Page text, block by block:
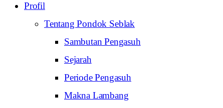
Profil
Tentang Pondok Seblak
Sambutan Pengasuh
Sejarah
Periode Pengasuh
Makna Lambang